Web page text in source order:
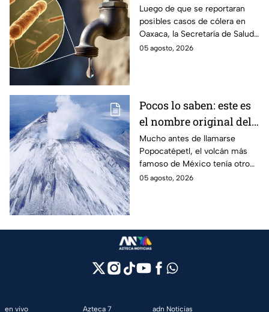
síntomas y las
principales formas de
contagio
Luego de que se reportaran
posibles casos de cólera en
Oaxaca, la Secretaría de Salud
del Estado pide tomar
05 agosto, 2026
Pocos lo saben: este es
el nombre original del
volcán Popocatépetl
Mucho antes de llamarse
Popocatépetl, el volcán más
famoso de México tenía otro
nombre que pocos conocen y
05 agosto, 2026
en vivo
Azteca 7
adn Noticias